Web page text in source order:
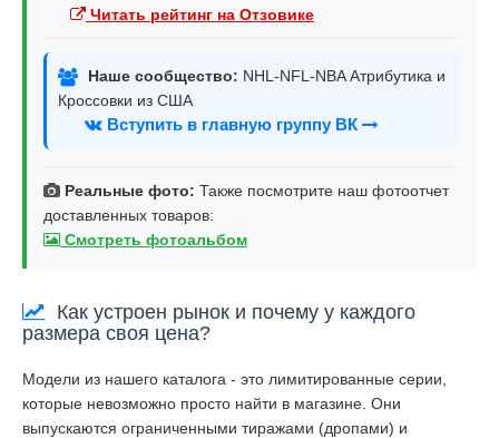
Читать рейтинг на Отзовике
Наше сообщество: NHL-NFL-NBA Атрибутика и
Кроссовки из США
Вступить в главную группу ВК
Реальные фото: Также посмотрите наш фотоотчет
доставленных товаров:
Смотреть фотоальбом
Как устроен рынок и почему у каждого
размера своя цена?
Модели из нашего каталога - это лимитированные серии,
которые невозможно просто найти в магазине. Они
выпускаются ограниченными тиражами (дропами) и